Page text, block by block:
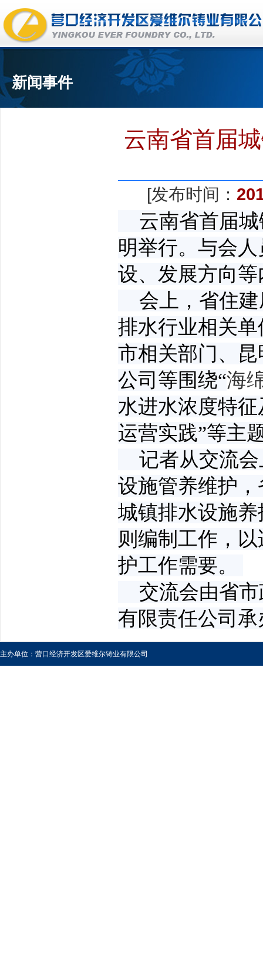
新闻事件
云南省首届
[发布时间：
云南省首届城
明举行。与会
设、发展方向
会上，省住建
排水行业相关
市相关部门、
公司等围绕“海
水进水浓度特
运营实践”等主
记者从交流会
设施管养维护
城镇排水设施
则编制工作，
护工作需要。
交流会由省市
有限责任公司承
主办单位：营口经济开发区爱维尔铸业有限公司